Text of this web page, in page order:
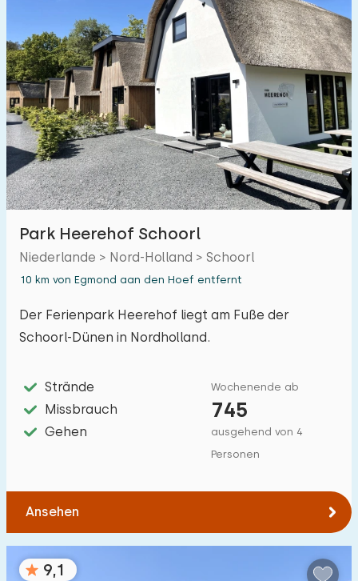
Park Heerehof Schoorl
Niederlande > Nord-Holland > Schoorl
10 km von Egmond aan den Hoef entfernt
Der Ferienpark Heerehof liegt am Fuße der
Schoorl-Dünen in Nordholland.
Strände
Missbrauch
Gehen
Wochenende ab
745
ausgehend von 4
Personen
Ansehen
9,1